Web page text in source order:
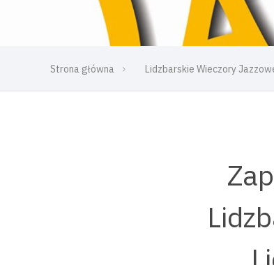
Strona główna Lidzbarskie Wieczory